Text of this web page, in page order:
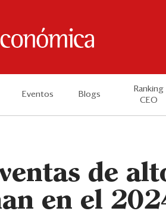
Eventos Blogs
Ranking
CEO
de
en el